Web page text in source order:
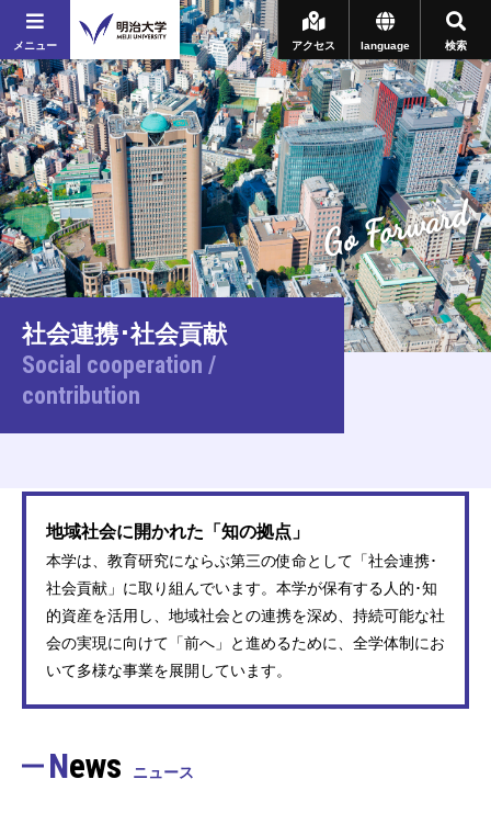
メニュー 検索
language
アクセス
Go Forward
社会連携･社会貢献
Social cooperation /
contribution
地域社会に開かれた「知の拠点」
本学は、教育研究にならぶ第三の使命として「社会連携･
社会貢献」に取り組んでいます。本学が保有する人的･知
的資産を活用し、地域社会との連携を深め、持続可能な社
会の実現に向けて「前へ」と進めるために、全学体制にお
いて多様な事業を展開しています。
News ニュース